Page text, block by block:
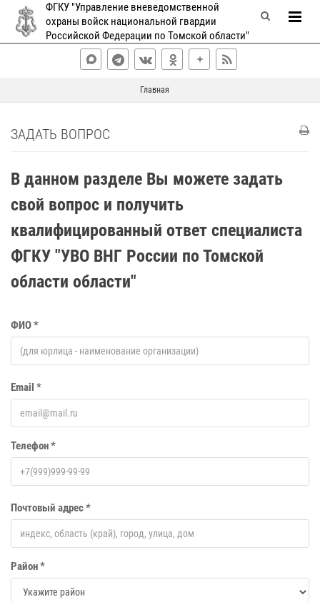
ФГКУ "Управление вневедомственной
охраны войск национальной гвардии
Российской Федерации по Томской области"
Главная
ЗАДАТЬ ВОПРОС
В данном разделе Вы можете задать
свой вопрос и получить
квалифицированный ответ специалиста
ФГКУ "УВО ВНГ России по Томской
области области"
ФИО *
Email *
Телефон *
Почтовый адрес *
Район *